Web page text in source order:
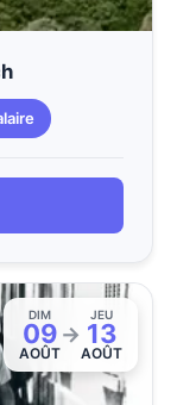
DIM
09
AOÛT
→
JEU
13
AOÛT